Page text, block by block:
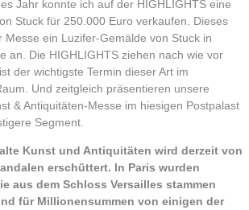
Jahr konnte ich auf der HIGHLIGHTS eine
Stuck für 250.000 Euro verkaufen. Dieses
Messe ein Luzifer-Gemälde von Stuck in
an. Die HIGHLIGHTS ziehen nach wie vor
der wichtigste Termin dieser Art im
Und zeitgleich präsentieren unsere
& Antiquitäten-Messe im hiesigen Postpalast
Segment.
Kunst und Antiquitäten wird derzeit von
erschüttert. In Paris wurden
aus dem Schloss Versailles stammen
für Millionensummen von einigen der